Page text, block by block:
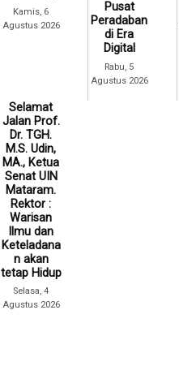
Kamis, 6
Agustus 2026
Pusat
Peradaban
di Era
Digital
Rabu, 5
Agustus 2026
Selamat
Jalan Prof.
Dr. TGH.
M.S. Udin,
MA., Ketua
Senat UIN
Mataram.
Rektor :
Warisan
Ilmu dan
Keteladana
n akan
tetap Hidup
Selasa, 4
Agustus 2026